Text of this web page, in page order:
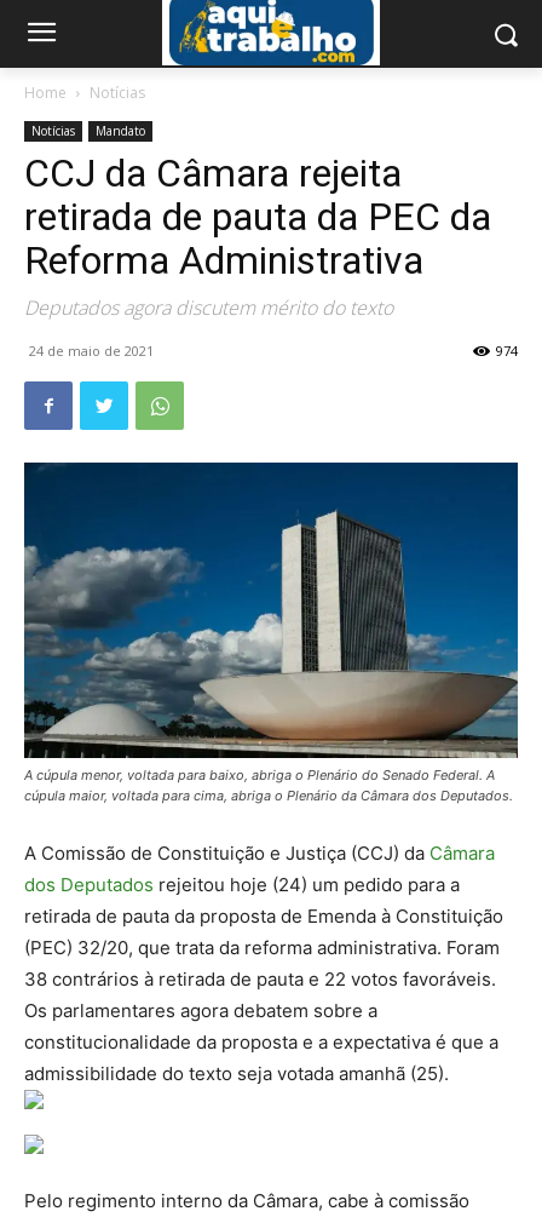
Home Notícias
Notícias Mandato
CCJ da Câmara rejeita
retirada de pauta da PEC da
Reforma Administrativa
Deputados agora discutem mérito do texto
24 de maio de 2021 974
A cúpula menor, voltada para baixo, abriga o Plenário do Senado Federal. A
cúpula maior, voltada para cima, abriga o Plenário da Câmara dos Deputados.
A Comissão de Constituição e Justiça (CCJ) da Câmara
dos Deputados rejeitou hoje (24) um pedido para a
retirada de pauta da proposta de Emenda à Constituição
(PEC) 32/20, que trata da reforma administrativa. Foram
38 contrários à retirada de pauta e 22 votos favoráveis.
Os parlamentares agora debatem sobre a
constitucionalidade da proposta e a expectativa é que a
admissibilidade do texto seja votada amanhã (25).
Pelo regimento interno da Câmara, cabe à comissão